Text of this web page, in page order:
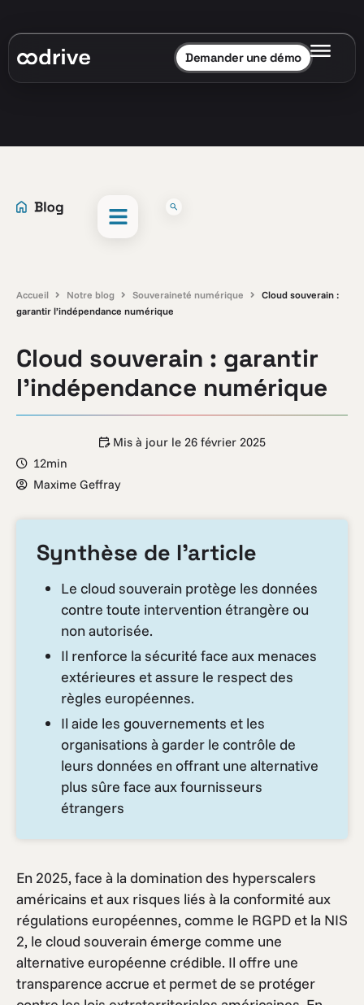
Demander une démo
Accueil Notre blog Souveraineté numérique
Cloud souverain :
garantir l’indépendance numérique
Cloud souverain : garantir
l’indépendance numérique
Mis à jour le 26 février 2025
12min
Maxime Geffray
Synthèse de l’article
Le cloud souverain protège les données
contre toute intervention étrangère ou
non autorisée.
Il renforce la sécurité face aux menaces
extérieures et assure le respect des
règles européennes.
Il aide les gouvernements et les
organisations à garder le contrôle de
leurs données en offrant une alternative
plus sûre face aux fournisseurs
étrangers
En 2025, face à la domination des hyperscalers
américains et aux risques liés à la conformité aux
régulations européennes, comme le RGPD et la NIS
2, le cloud souverain émerge comme une
alternative européenne crédible. Il offre une
transparence accrue et permet de se protéger